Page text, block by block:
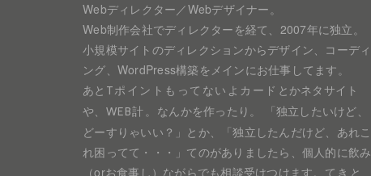
Webディレクター／Webデザイナー。
Web制作会社でディレクターを経て、2007年に独立。
小規模サイトのディレクションからデザイン、コーディ
ング、WordPress構築をメインにお仕事してます。
あと Tポイントもってないよカード とかネタサイト
や、 WEB計。 なんかを作ったり。 「独立したいけど、
どーすりゃいい？」とか、「独立したんだけど、あれこ
れ困ってて・・・」てのがありましたら、個人的に飲み
（orお食事し）ながらでも相談受けつけます。
てきと